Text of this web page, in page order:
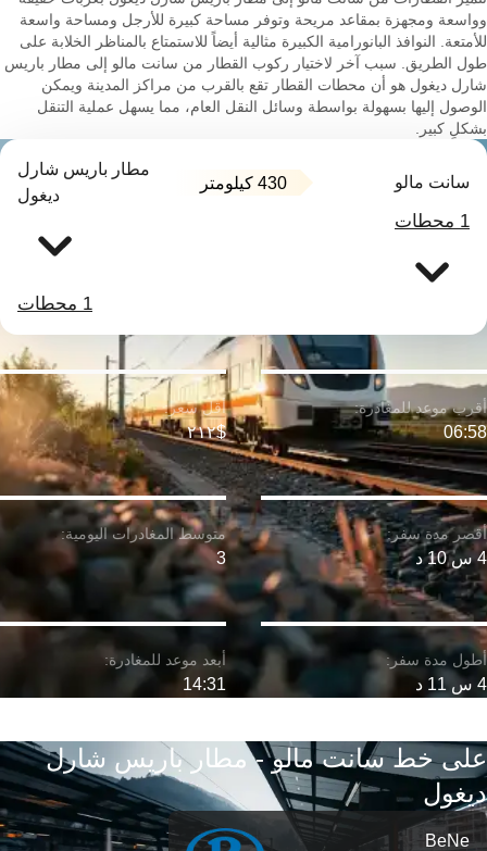
وواسعة ومجهزة بمقاعد مريحة وتوفر مساحة كبيرة للأرجل ومساحة واسعة
للأمتعة. النوافذ البانورامية الكبيرة مثالية أيضاً للاستمتاع بالمناظر الخلابة على
طول الطريق. سبب آخر لاختيار ركوب القطار من سانت مالو إلى مطار باريس
شارل ديغول هو أن محطات القطار تقع بالقرب من مراكز المدينة ويمكن
الوصول إليها بسهولة بواسطة وسائل النقل العام، مما يسهل عملية التنقل
بشكلٍ كبير.
سانت مالو 430 كيلومتر
مطار باريس شارل
ديغول
1 محطات
1 محطات
4 س 10 د
06:58
4 س 11 د
$٢١٢
3
14:31
على خط سانت مالو - مطار باريس شارل
ديغول
BeNe